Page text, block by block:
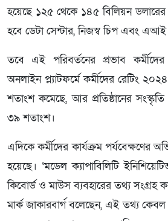
হয়েছে ১২৫ থেকে ১৪৫ বিলিয়ন
হবে ডেটা সেন্টার, নিজস্ব চিপ এবং এআই
তবে এই পরিবর্তনের প্রভাব
অনলাইন প্ল্যাটফর্মে কর্মীদের রেটিং
শতাংশ কমেছে, আর প্রতিষ্ঠানের সংস্কৃতি
৩৯ শতাংশ।
এদিকে কর্মীদের কার্যক্রম পর্যবেক্ষণের
হয়েছে। ‘মডেল ক্যাপাবিলিটি
কিবোর্ড ও মাউস ব্যবহারের তথ্য সংগ্রহ
মার্ক জাকারবার্গ বলেছেন, এই তথ্য